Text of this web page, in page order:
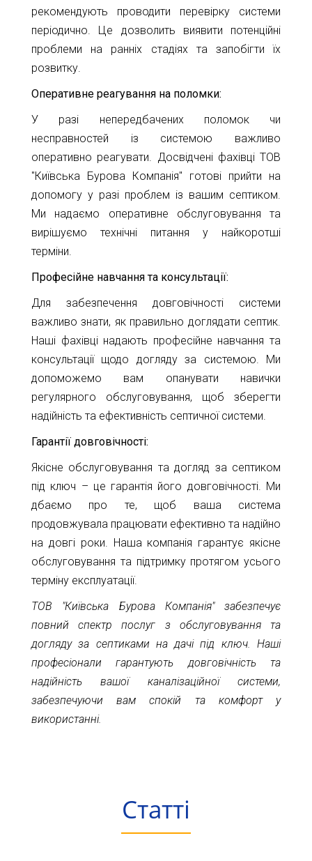
рекомендують проводити перевірку системи
періодично. Це дозволить виявити потенційні
проблеми на ранніх стадіях та запобігти їх
розвитку.
Оперативне реагування на поломки:
У разі непередбачених поломок чи
несправностей із системою важливо
оперативно реагувати. Досвідчені фахівці ТОВ
"Київська Бурова Компанія" готові прийти на
допомогу у разі проблем із вашим септиком.
Ми надаємо оперативне обслуговування та
вирішуємо технічні питання у найкоротші
терміни.
Професійне навчання та консультації:
Для забезпечення довговічності системи
важливо знати, як правильно доглядати септик.
Наші фахівці надають професійне навчання та
консультації щодо догляду за системою. Ми
допоможемо вам опанувати навички
регулярного обслуговування, щоб зберегти
надійність та ефективність септичної системи.
Гарантії довговічності:
Якісне обслуговування та догляд за септиком
під ключ – це гарантія його довговічності. Ми
дбаємо про те, щоб ваша система
продовжувала працювати ефективно та надійно
на довгі роки. Наша компанія гарантує якісне
обслуговування та підтримку протягом усього
терміну експлуатації.
ТОВ "Київська Бурова Компанія" забезпечує
повний спектр послуг з обслуговування та
догляду за септиками на дачі під ключ. Наші
професіонали гарантують довговічність та
надійність вашої каналізаційної системи,
забезпечуючи вам спокій та комфорт у
використанні.
Статті